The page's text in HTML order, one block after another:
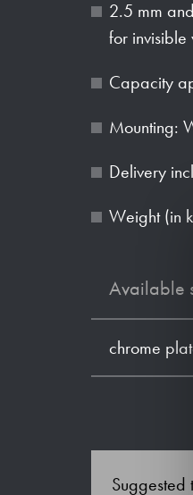
2.5 mm
for invisible
Capacity
Mounting:
Delivery
Weight (in
Available
chrome
Suggested